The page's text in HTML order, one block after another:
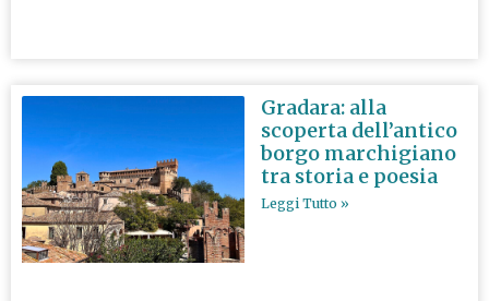
Gradara: alla
scoperta dell’antico
borgo marchigiano
tra storia e poesia
Leggi Tutto »